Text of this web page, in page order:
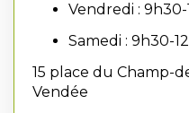
Vendredi :
Samedi : 9h30-
15 place du Champ-
Vendée